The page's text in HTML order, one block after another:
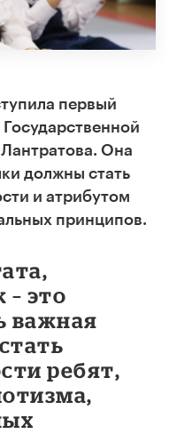
первый
Она
должны стать
и атрибутом
принципов.
это
важная
ребят,